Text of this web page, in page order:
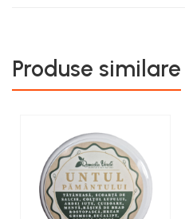
Produse similare